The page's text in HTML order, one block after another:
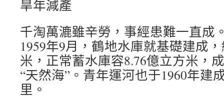
旱年減產
千淘萬漉雖辛勞，事經患難一直成
1959年9月，鶴地水庫就基礎建成
米，正常蓄水庫容8.76億立方米，
“天然海”。青年運河也于1960年建
里。